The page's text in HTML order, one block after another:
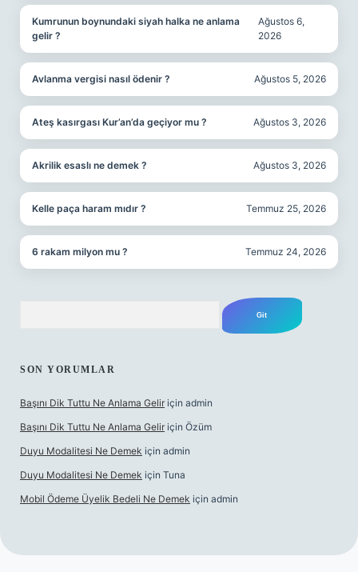
Kumrunun boynundaki siyah halka ne anlama
gelir ?
Ağustos 6,
2026
Avlanma vergisi nasıl ödenir ? Ağustos 5, 2026
Ateş kasırgası Kur’an’da geçiyor mu ? Ağustos 3, 2026
Akrilik esaslı ne demek ? Ağustos 3, 2026
Kelle paça haram mıdır ? Temmuz 25, 2026
6 rakam milyon mu ? Temmuz 24, 2026
SON YORUMLAR
Başını Dik Tuttu Ne Anlama Gelir için admin
Başını Dik Tuttu Ne Anlama Gelir için Özüm
Duyu Modalitesi Ne Demek için admin
Duyu Modalitesi Ne Demek için Tuna
Mobil Ödeme Üyelik Bedeli Ne Demek için admin